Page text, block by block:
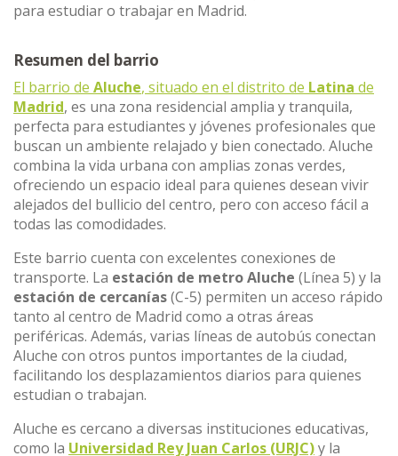
para estudiar o trabajar en Madrid.
Resumen del barrio
El barrio de Aluche, situado en el distrito de Latina de
Madrid, es una zona residencial amplia y tranquila,
perfecta para estudiantes y jóvenes profesionales que
buscan un ambiente relajado y bien conectado. Aluche
combina la vida urbana con amplias zonas verdes,
ofreciendo un espacio ideal para quienes desean vivir
alejados del bullicio del centro, pero con acceso fácil a
todas las comodidades.
Este barrio cuenta con excelentes conexiones de
transporte. La estación de metro Aluche (Línea 5) y la
estación de cercanías(C-5) permiten un acceso rápido
tanto al centro de Madrid como a otras áreas
periféricas. Además, varias líneas de autobús conectan
Aluche con otros puntos importantes de la ciudad,
facilitando los desplazamientos diarios para quienes
estudian o trabajan.
Aluche es cercano a diversas instituciones educativas,
como la Universidad Rey Juan Carlos (URJC)y la